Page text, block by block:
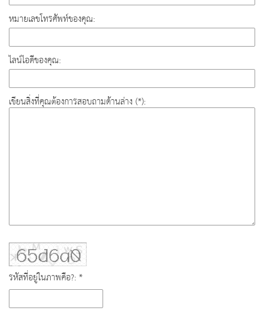
หมายเลขโทรศัพท์ของคุณ:
ไลน์ไอดีของคุณ:
เขียนสิ่งที่คุณต้องการสอบถามด้านล่าง (*):
รหัสที่อยู่ในภาพคือ?: *